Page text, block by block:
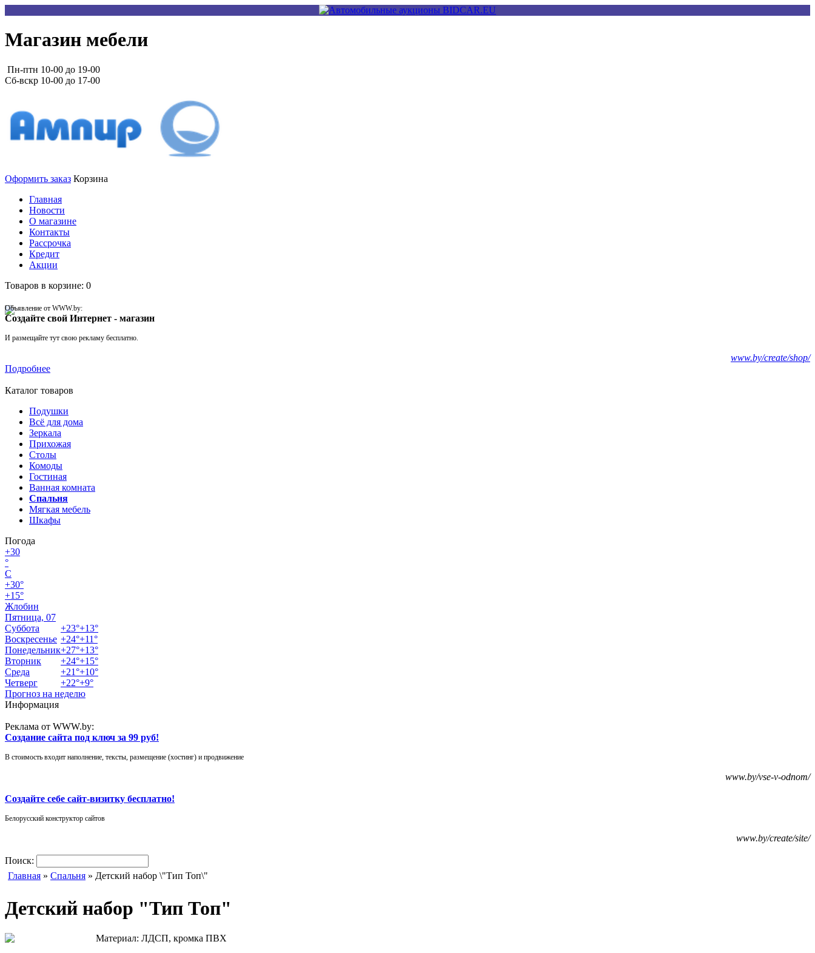
Магазин мебели
Пн-птн 10-00 до 19-00
Сб-вскр 10-00 до 17-00
Оформить заказ Корзина
Главная
Новости
О магазине
Контакты
Рассрочка
Кредит
Акции
Товаров в корзине: 0
Объявление от WWW.by:
Создайте свой Интернет - магазин
И размещайте тут свою рекламу бесплатно.
www.by/create/shop/
Подробнее
Каталог товаров
Подушки
Всё для дома
Зеркала
Прихожая
Столы
Комоды
Гостиная
Ванная комната
Спальня
Мягкая мебель
Шкафы
Погода
+30
°
C
+30°
+15°
Жлобин
Пятница, 07
Суббота
+23°+13°
Воскресенье +24°+11°
Понедельник+27°+13°
Вторник
+24°+15°
Среда
+21°+10°
Четверг
+22°+9°
Прогноз на неделю
Информация
Реклама от WWW.by:
Создание сайта под ключ за 99 руб!
В стоимость входит наполнение, тексты, размещение (хостинг) и продвижение
www.by/vse-v-odnom/
Создайте себе сайт-визитку бесплатно!
Белорусский конструктор сайтов
www.by/create/site/
Поиск:
Главная » Спальня » Детский набор \"Тип Топ\"
Детский набор "Тип Топ"
Материал: ЛДСП, кромка ПВХ